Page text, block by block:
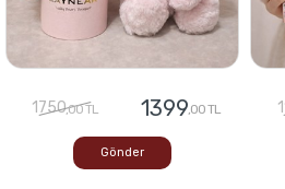
1750,00 TL 1399,00 TL
Gönder